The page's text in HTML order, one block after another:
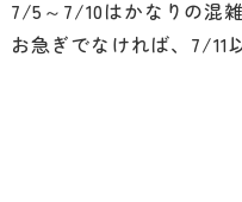
7/5～7/10はかなりの混
お急ぎでなければ、7/11